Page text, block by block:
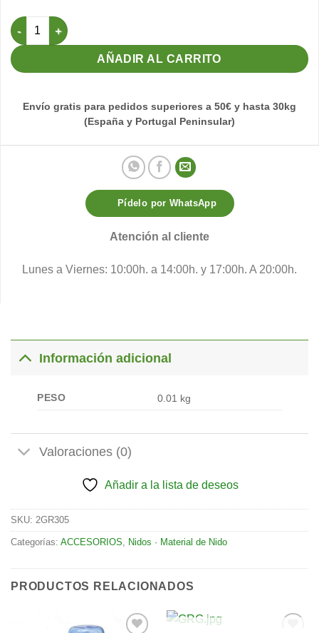
Huevo plástico Nifas, Lory, etc cantidad
AÑADIR AL CARRITO
Envío gratis para pedidos superiores a 50€ y hasta 30kg
(España y Portugal Peninsular)
Pídelo por WhatsApp
Atención al cliente
Lunes a Viernes: 10:00h. a 14:00h. y 17:00h. A 20:00h.
Información adicional
PESO 0.01 kg
Valoraciones (0)
Añadir a la lista de deseos
SKU: 2GR305
Categorías: ACCESORIOS, Nidos · Material de Nido
PRODUCTOS RELACIONADOS